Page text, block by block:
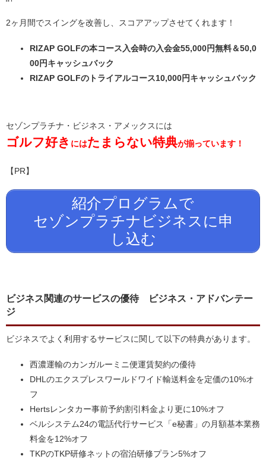
2ヶ月間でスイングを改善し、スコアアップさせてくれます！
RIZAP GOLFの本コース入会時の入会金55,000円無料＆50,0
00円キャッシュバック
RIZAP GOLFのトライアルコース10,000円キャッシュバック
セゾンプラチナ・ビジネス・アメックスには
ゴルフ好き にはたまらない特典が揃っています！
【PR】
紹介プログラムで
セゾンプラチナビジネスに申
し込む
ビジネス関連のサービスの優待 ビジネス・アドバンテー
ジ
ビジネスでよく利用するサービスに関して以下の特典があります。
西濃運輸のカンガルーミニ便運賃契約の優待
DHLのエクスプレスワールドワイド輸送料金を定価の10%オ
フ
Hertsレンタカー事前予約割引料金より更に10%オフ
ベルシステム24の電話代行サービス「e秘書」の月額基本業務
料金を12%オフ
TKPのTKP研修ネットの宿泊研修プラン5%オフ